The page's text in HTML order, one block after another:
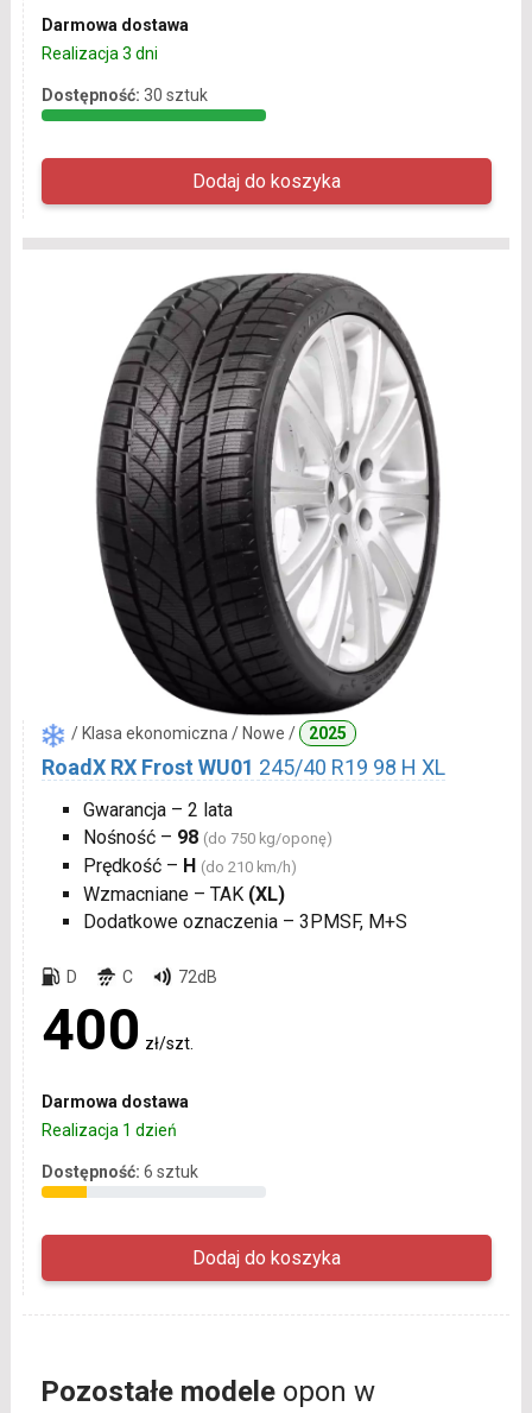
Darmowa dostawa
Realizacja 3 dni
Dostępność: 30 sztuk
/ Klasa ekonomiczna / Nowe / 2025
RoadX RX Frost WU01 245/40 R19 98 H XL
Gwarancja – 2 lata
Nośność – 98 (do 750 kg/oponę)
Prędkość – H (do 210 km/h)
Wzmacniane – TAK (XL)
Dodatkowe oznaczenia – 3PMSF, M+S
D C 72dB
400 zł/szt.
Darmowa dostawa
Realizacja 1 dzień
Dostępność: 6 sztuk
Pozostałe modeleopon w